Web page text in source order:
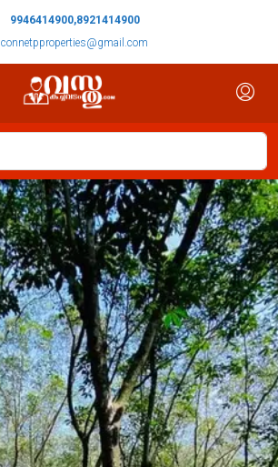
9946414900,8921414900
connetpproperties@gmail.com